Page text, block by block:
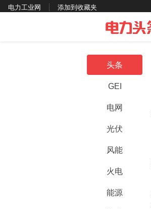
电力工业网 添加到收藏夹
头条
GEI
电网
光伏
风能
火电
能源